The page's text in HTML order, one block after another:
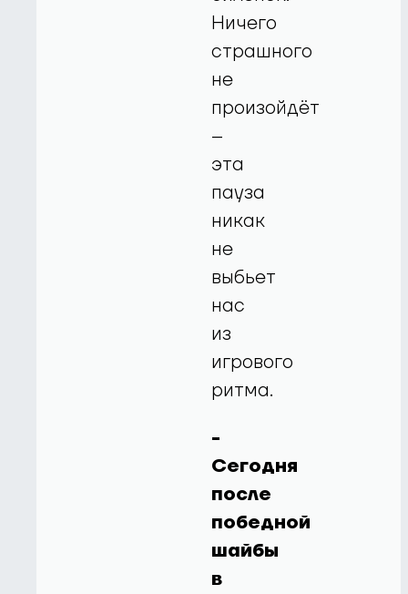
Ничего
страшного
не
произойдёт
–
эта
пауза
никак
не
выбьет
нас
из
игрового
ритма.
-
Сегодня
после
победной
шайбы
в